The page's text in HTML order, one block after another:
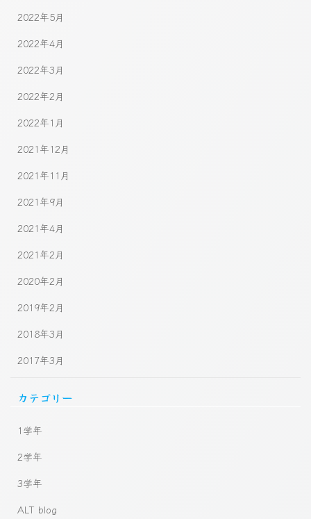
2022年5月
2022年4月
2022年3月
2022年2月
2022年1月
2021年12月
2021年11月
2021年9月
2021年4月
2021年2月
2020年2月
2019年2月
2018年3月
2017年3月
カテゴリー
1学年
2学年
3学年
ALT blog